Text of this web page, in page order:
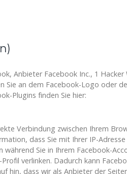
Anbieter Facebook Inc., 1 Hacker
Sie an dem Facebook-Logo oder
Plugins finden Sie hier:
Verbindung zwischen Ihrem
dass Sie mit Ihrer IP-Adresse
während Sie in Ihrem Facebook-
verlinken. Dadurch kann
hin, dass wir als Anbieter der